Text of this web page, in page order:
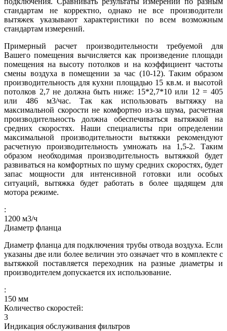
стандартам не корректно, однако не все производители
вытяжек указывают характеристики по всем возможным
стандартам измерений.
Примерный расчет производительности требуемой для
Вашего помещения вычисляется как произведение площади
помещения на высоту потолков и на коэффициент частоты
смены воздуха в помещении за час (10-12). Таким образом
производительность для кухни площадью 15 кв.м. и высотой
потолков 2,7 не должна быть ниже: 15*2,7*10 или 12 = 405
или 486 м3/час. Так как использовать вытяжку на
максимальной скорости не комфортно из-за шума, расчетная
производительность должна обеспечиваться вытяжкой на
средних скоростях. Наши специалисты при определении
максимальной производительности вытяжки рекомендуют
расчетную производительность умножать на 1,5-2. Таким
образом необходимая производительность вытяжкой будет
развиваться на комфортных по шуму средних скоростях, будет
запас мощности для интенсивной готовки или особых
ситуаций, вытяжка будет работать в более щадящем для
мотора режиме.
:
1200 м3/ч
Диаметр фланца
Диаметр фланца для подключения трубы отвода воздуха. Если
указаны две или более величин это означает что в комплекте с
вытяжкой поставляется переходник на разные диаметры и
производителем допускается их использование.
:
150 мм
Количество скоростей:
3
Индикация обслуживания фильтров